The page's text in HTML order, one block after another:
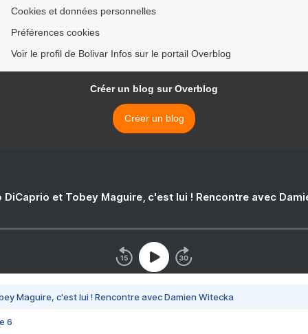
Cookies et données personnelles
Préférences cookies
Voir le profil de Bolivar Infos sur le portail Overblog
Créer un blog sur Overblog
Créer un blog
DiCaprio et Tobey Maguire, c'est lui ! Rencontre avec
Maguire, c'est lui ! Rencontre avec Damien Witecka
6